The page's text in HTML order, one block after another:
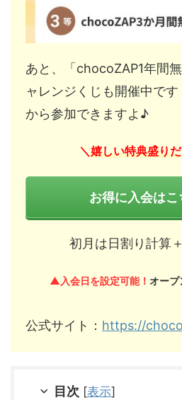
あと、「chocoZAP1年間
ャレンジくじも開催中で
から参加できますよ♪
＼ 嬉しい特典盛り
お得に入会はこ
初月は日割り計算
▲入会日を設定可能！ オープ
公式サイト： https://
目次 [表示]